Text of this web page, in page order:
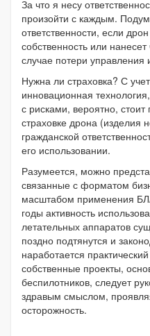
За что я несу
произойти с каждым.
ответственности, если
собственность или
случае потери управления
Нужна ли страховка? С
инновационная
с рисками, вероятно, стоит
страховке дрона (изделия
гражданской
его использовании.
Разумеется, можно
связанные с форматом
масштабом применения
годы активность
летательных аппаратов
поздно подтянутся и
наработается
собственные проекты,
беспилотников, следует
здравым смыслом,
осторожность.